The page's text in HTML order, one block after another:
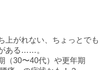
上がれない、ちょっとでも
ある……。
（30〜40代）や更年期